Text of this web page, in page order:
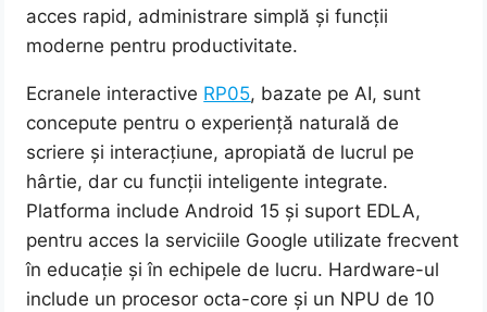
acces rapid, administrare simplă și funcții
moderne pentru productivitate.
Ecranele interactive RP05, bazate pe AI, sunt
concepute pentru o experiență naturală de
scriere și interacțiune, apropiată de lucrul pe
hârtie, dar cu funcții inteligente integrate.
Platforma include Android 15 și suport EDLA,
pentru acces la serviciile Google utilizate frecvent
în educație și în echipele de lucru. Hardware-ul
include un procesor octa-core și un NPU de 10